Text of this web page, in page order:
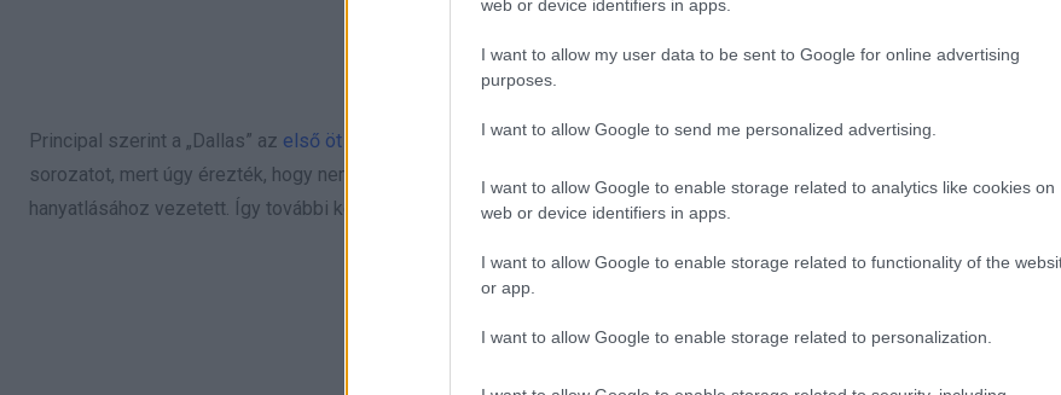
web or device identifiers in apps.
I want to allow my user data to be sent to Google for online advertising
purposes.
I want to allow Google to send me personalized advertising.
I want to allow Google to enable storage related to analytics like cookies on
web or device identifiers in apps.
I want to allow Google to enable storage related to functionality of the
or app.
I want to allow Google to enable storage related to personalization.
Principal szerint a „Dallas” az első öt évben
figyelemre méltó volt, de hamarosan hanyatlani kezdett, amikor az írók
sorozatot, mert úgy érezték, hogy nem kaptak tisztességes ajánlatokat. Az írók távozása a jó írások és a csodálatos
hanyatlásához vezetett. Így további két év után, 1987-ben a színésznő úgy döntött, hogy távozik.